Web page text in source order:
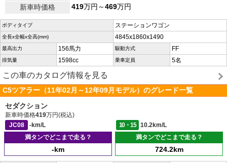
新車時価格
419万円～469万円
ボディタイプ ステーションワゴン
全長x全幅x全高(mm) 4845x1860x1490
最高出力 156馬力 駆動方式 FF
排気量 1598cc 乗車定員 5名
この車のカタログ情報を見る
C5ツアラー（11年02月～12年09月モデル）のグレード一覧
セダクション
新車時価格419万円(税込)
JC08
-km/L 10・15
10.2km/L
満タンでどこまで走る？
-km
満タンでどこまで走る？
724.2km